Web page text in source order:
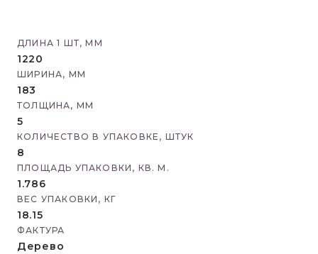
ДЛИНА 1 ШТ, ММ
1220
ШИРИНА, ММ
183
ТОЛЩИНА, ММ
5
КОЛИЧЕСТВО В УПАКОВКЕ, ШТУК
8
ПЛОЩАДЬ УПАКОВКИ, КВ. М.
1.786
ВЕС УПАКОВКИ, КГ
18.15
ФАКТУРА
Дерево